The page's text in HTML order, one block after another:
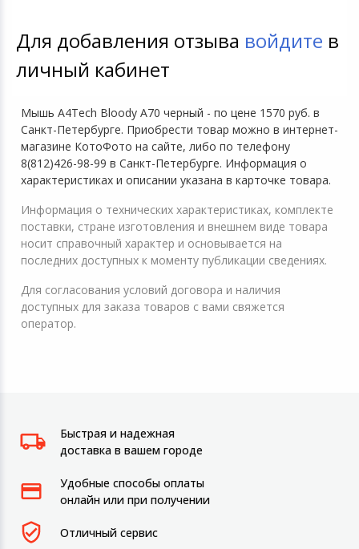
Для добавления отзыва войдите в
личный кабинет
Мышь A4Tech Bloody A70 черный - по цене 1570 руб. в
Санкт-Петербурге. Приобрести товар можно в интернет-
магазине КотоФото на сайте, либо по телефону
8(812)426-98-99 в Санкт-Петербурге. Информация о
характеристиках и описании указана в карточке товара.
Информация о технических характеристиках, комплекте
поставки, стране изготовления и внешнем виде товара
носит справочный характер и основывается на
последних доступных к моменту публикации сведениях.
Для согласования условий договора и наличия
доступных для заказа товаров с вами свяжется
оператор.
Быстрая и надежная
доставка в вашем городе
Удобные способы оплаты
онлайн или при получении
Отличный сервис